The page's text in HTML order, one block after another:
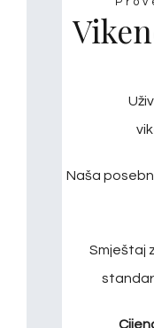
Naša
Smještaj